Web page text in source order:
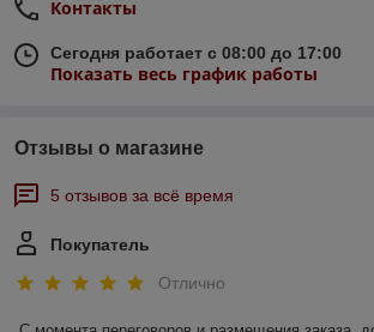
Контакты
Сегодня работает с 08:00 до 17:00
Показать весь график работы
Отзывы о магазине
5 отзывов за всё время
Покупатель
Отлично